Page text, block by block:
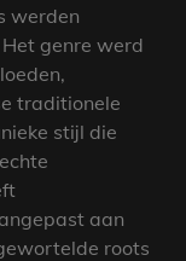
werden
genre werd
traditionele
stijl die
aan
roots